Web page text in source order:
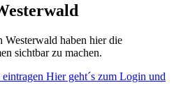
Westerwald haben hier die
sichtbar zu machen.
Hier geht´s zum Login und